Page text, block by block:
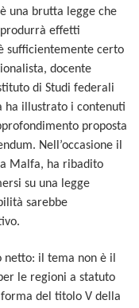
una brutta legge che
effetti
sufficientemente certo
docente
di Studi federali
ha illustrato i contenuti
proposta
Nell’occasione il
Malfa, ha ribadito
su una legge
sarebbe
netto: il tema non è il
le regioni a statuto
del titolo V della